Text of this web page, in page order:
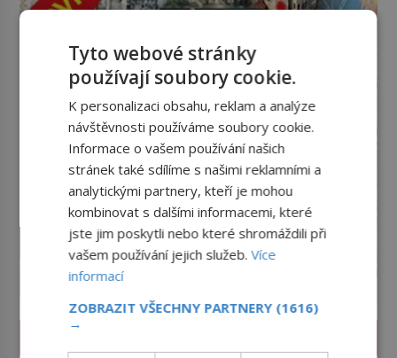
ZAJÍMAVOSTI
Tyto webové stránky
používají soubory cookie.
K personalizaci obsahu, reklam a analýze
návštěvnosti používáme soubory cookie.
Informace o vašem používání našich
stránek také sdílíme s našimi reklamními a
analytickými partnery, kteří je mohou
kombinovat s dalšími informacemi, které
jste jim poskytli nebo které shromáždili při
vašem používání jejich služeb.Více
informací
ZOBRAZIT VŠECHNY PARTNERY (1616)
→